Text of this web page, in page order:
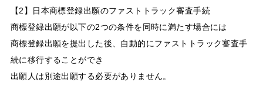
【2】日本商標登録出願のファストトラック審査手続
商標登録出願が以下の2つの条件を同時に満たす場合には
商標登録出願を提出した後、自動的にファストトラック審査手
続に移行することができ
出願人は別途出願する必要がありません。